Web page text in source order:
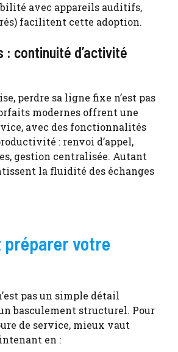
avec appareils auditifs,
facilitent cette adoption.
: continuité d’activité
perdre sa ligne fixe n’est pas
modernes offrent une
avec des fonctionnalités
: renvoi d’appel,
gestion centralisée. Autant
la fluidité des échanges
votre
pas un simple détail
basculement structurel. Pour
de service, mieux vaut
en :